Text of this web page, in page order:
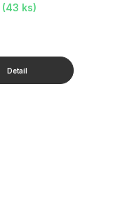
(43 ks)